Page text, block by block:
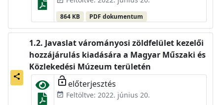
864 KB PDF dokumentum
share
Javaslat várományosi zöldfelület kezelői
hozzájárulás kiadására a Magyar Műszaki és
Közlekedési Múzeum területén
lock_open előterjesztés
event_available Feltöltve: 2022. június 20.